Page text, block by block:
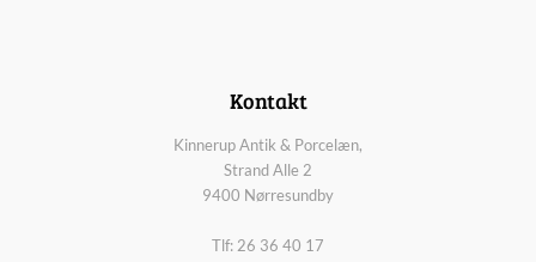
Kontakt
Kinnerup Antik & Porcelæn,
Strand Alle 2
9400 Nørresundby
Tlf: 26 36 40 17